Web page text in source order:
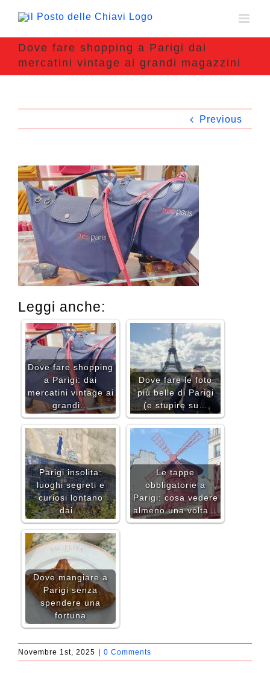
Dove fare shopping a Parigi dai
mercatini vintage ai grandi magazzini
Previous
Leggi anche:
Dove fare shopping
a Parigi: dai
mercatini vintage ai
grandi…
Dove fare le foto
più belle di Parigi
(e stupire su…
Parigi insolita:
luoghi segreti e
curiosi lontano
dai…
Le tappe
obbligatorie a
Parigi: cosa vedere
almeno una volta…
Dove mangiare a
Parigi senza
spendere una
fortuna
Novembre 1st, 2025 0 Comments